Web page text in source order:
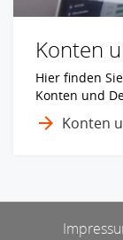
Konten
Hier finden
Konten und
Konten